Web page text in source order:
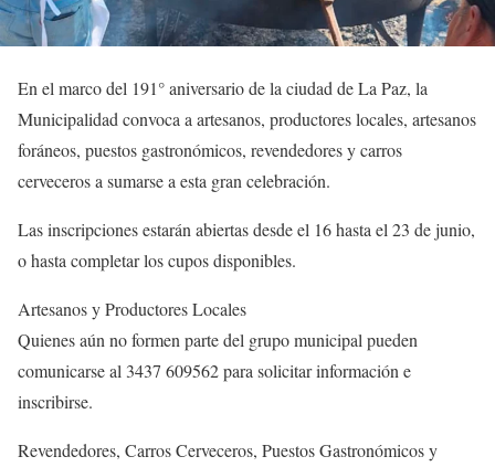
En el marco del 191° aniversario de la ciudad de La Paz, la
Municipalidad convoca a artesanos, productores locales, artesanos
foráneos, puestos gastronómicos, revendedores y carros
cerveceros a sumarse a esta gran celebración.
Las inscripciones estarán abiertas desde el 16 hasta el 23 de junio,
o hasta completar los cupos disponibles.
Artesanos y Productores Locales
Quienes aún no formen parte del grupo municipal pueden
comunicarse al 3437 609562 para solicitar información e
inscribirse.
Revendedores, Carros Cerveceros, Puestos Gastronómicos y